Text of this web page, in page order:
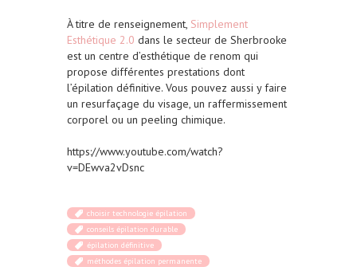
À titre de renseignement, Simplement
Esthétique 2.0 dans le secteur de Sherbrooke
est un centre d’esthétique de renom qui
propose différentes prestations dont
l’épilation définitive. Vous pouvez aussi y faire
un resurfaçage du visage, un raffermissement
corporel ou un peeling chimique.
https://www.youtube.com/watch?
v=DEwva2vDsnc
choisir technologie épilation
conseils épilation durable
épilation définitive
méthodes épilation permanente